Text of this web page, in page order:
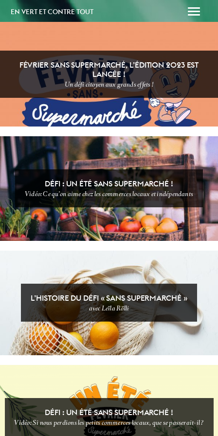
EN VERT ET CONTRE TOUT
SOUTENEZ-NOUS PAPAILLE
NEWSSSSSS
DÉFI SANS
SUPERMARCHÉ
NON CLASSÉ
VIDEOOOOO
FÉVRIER SANS SUPERMARCHÉ, L’ÉDITION 2023 EST
LANCÉE !
Un défi citoyen aux grands effets !
DÉFI : UN ÉTÉ SANS SUPERMARCHÉ !
Vidéo: Ce qu'on aime chez les commerces locaux et indépendants
L’HISTOIRE DU DÉFI « SANS SUPERMARCHÉ »
avec Leïla Rölli
DÉFI : UN ÉTÉ SANS SUPERMARCHÉ !
Vidéo: Si nous perdions les petits commerces locaux, que se passerait-il ?